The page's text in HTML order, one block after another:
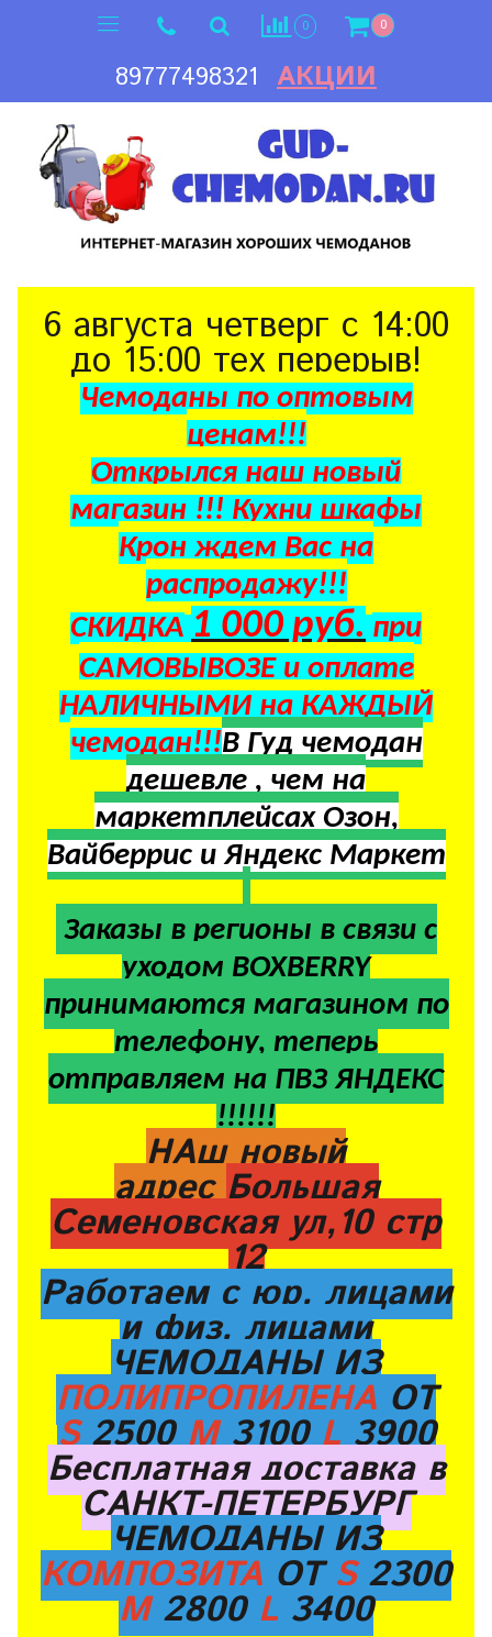
0 0
89777498321 АКЦИИ
6 августа четверг с 14:00
до 15:00 тех перерыв!
Чемоданы по оптовым
ценам!!!
Открылся наш новый
магазин !!! Кухни шкафы
Крон ждем Вас на
распродажу!!!
СКИДКА 1 000 руб. при
САМОВЫВОЗЕ и оплате
НАЛИЧНЫМИ на КАЖДЫЙ
чемодан!!!В Гуд чемодан
дешевле , чем на
маркетплейсах Озон,
Вайберрис и Яндекс Маркет
Заказы в регионы всвязи с
уходом BOXBERRY
принимаются магазином по
телефону, теперь
отправляем на ПВЗ ЯНДЕКС
!!!!!!
НАш новый
адресБольшая
Семеновская ул,10 стр
12
Работаем с юр. лицами
и физ. лицами
ЧЕМОДАНЫ ИЗ
ПОЛИПРОПИЛЕНА ОТ
S2500M3100L3900
Бесплатная доставка в
САНКТ-ПЕТЕРБУРГ
ЧЕМОДАНЫ ИЗ
КОМПОЗИТА ОТS2300
M2800 L 3400